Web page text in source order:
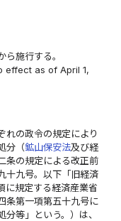
施行する。
effect as of April 1,
れの政令の規定により
分（鉱山保安法及び経
条の規定による改正前
十九号。以下「旧経済
に規定する経済産業省
条第一項第五十九号に
等」という。）は、